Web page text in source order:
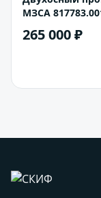
МЗСА
265 000 ₽